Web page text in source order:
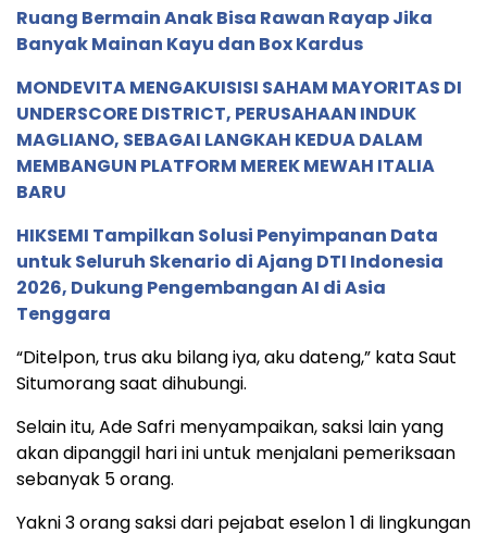
Ruang Bermain Anak Bisa Rawan Rayap Jika
Banyak Mainan Kayu dan Box Kardus
MONDEVITA MENGAKUISISI SAHAM MAYORITAS DI
UNDERSCORE DISTRICT, PERUSAHAAN INDUK
MAGLIANO, SEBAGAI LANGKAH KEDUA DALAM
MEMBANGUN PLATFORM MEREK MEWAH ITALIA
BARU
HIKSEMI Tampilkan Solusi Penyimpanan Data
untuk Seluruh Skenario di Ajang DTI Indonesia
2026, Dukung Pengembangan AI di Asia
Tenggara
“Ditelpon, trus aku bilang iya, aku dateng,” kata Saut
Situmorang saat dihubungi.
Selain itu, Ade Safri menyampaikan, saksi lain yang
akan dipanggil hari ini untuk menjalani pemeriksaan
sebanyak 5 orang.
Yakni 3 orang saksi dari pejabat eselon 1 di lingkungan